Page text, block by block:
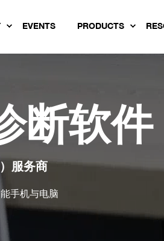
EVENTS PRODUCTS
断软件
服务商
手机与电脑